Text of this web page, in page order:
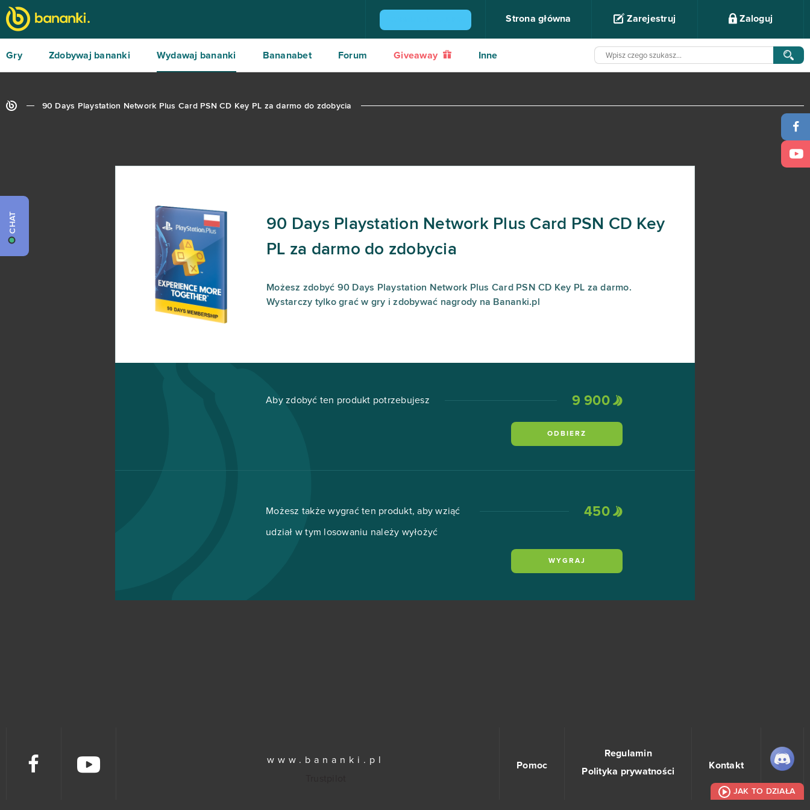
Strona główna Zarejestruj Zaloguj
JAK TO DZIAŁA
Gry Zdobywaj bananki Wydawaj bananki Bananabet Forum Giveaway Inne
90 Days Playstation Network Plus Card PSN CD Key PL za darmo do zdobycia
90 Days Playstation Network Plus Card PSN CD Key
PL za darmo do zdobycia
Możesz zdobyć 90 Days Playstation Network Plus Card PSN CD Key PL za darmo.
Wystarczy tylko grać w gry i zdobywać nagrody na Bananki.pl
Aby zdobyć ten produkt potrzebujesz 9 900
ODBIERZ
Możesz także wygrać ten produkt, aby wziąć
udział w tym losowaniu należy wyłożyć
450
WYGRAJ
Pomoc
Regulamin
Polityka prywatności
Kontakt
www.bananki.pl
CHAT